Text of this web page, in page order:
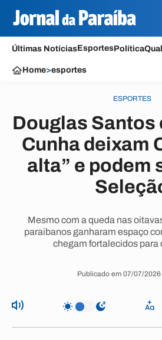
Últimas NotíciasEsportesPolítica
Home>esportes
ESPORTES
Douglas Santos
Cunha deixam
alta” e podem
Mesmo com a queda nas
paraibanos ganharam espaço
chegam fortalecidos para
Publicado em 07/07/